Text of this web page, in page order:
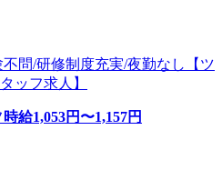
問/研修制度充実/夜勤なし【ツ
ッフ求人】
時給1,053円〜1,157円